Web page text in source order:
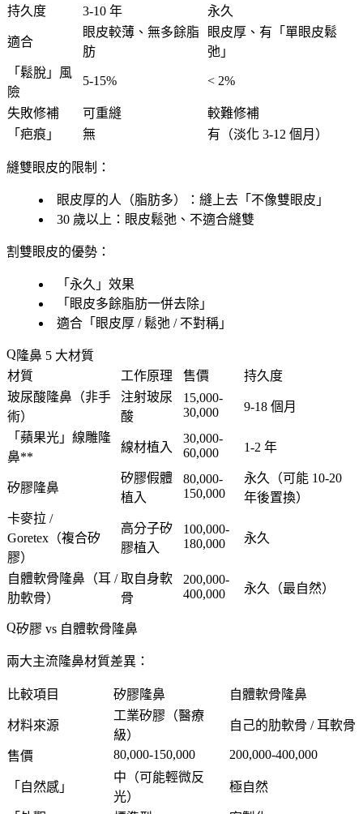
持久度
3-10 年 永久
適合
眼皮較薄、無多餘脂
肪
眼皮厚、有「 單眼皮鬆
弛 」
「 鬆脫 」風
險
5-15% < 2%
失敗修補 可重縫
較難修補
「 疤痕 」 無 有（淡化 3-12 個月）
縫雙眼皮的限制 ：
眼皮厚的人 （脂肪多）：縫上去「 不像雙眼皮 」
30 歲以上 ：眼皮鬆弛、不適合縫雙
割雙眼皮的優勢 ：
「 永久 」效果
「 眼皮多餘脂肪一併去除 」
適合「 眼皮厚 / 鬆弛 / 不對稱 」
隆鼻 5 大材質
材質
工作原理 售價
持久度
玻尿酸隆鼻 （非手
術）
注射玻尿
酸
15,000-
30,000
9-18 個月
「蘋果光」線雕隆
鼻**
線材植入
30,000-
60,000
1-2 年
矽膠隆鼻
矽膠假體
植入
80,000-
150,000
永久
（可能 10-20
年後置換）
卡麥拉 /
Goretex （複合矽
膠）
高分子矽
膠植入
100,000-
180,000
永久
自體軟骨隆鼻 （耳 /
肋軟骨）
取自身軟
骨
200,000-
400,000
永久（最自然）
矽膠 vs 自體軟骨隆鼻
兩大主流隆鼻材質差異：
比較項目 矽膠隆鼻 自體軟骨隆鼻
材料來源
工業矽膠（醫療
級）
自己的肋軟骨 / 耳軟骨
售價 80,000-150,000 200,000-400,000
「 自然感 」
中（可能輕微反
光）
極自然